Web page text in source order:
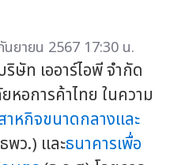
ยายน 2567 17:30 น.
ษัท เออาร์ไอพี จำกัด
อการค้าไทย ในความ
หกิจขนาดกลางและ
พว.) และธนาคารเพื่อ